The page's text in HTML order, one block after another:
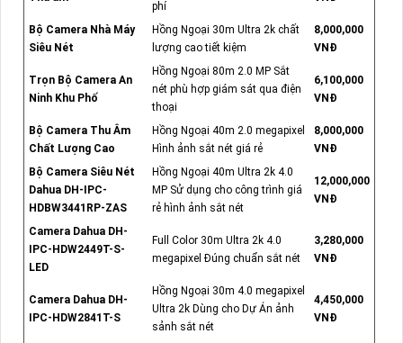
phí
Bộ Camera Nhà Máy
Siêu Nét
Hồng Ngoại 30m Ultra 2k chất
lượng cao tiết kiệm
8,000,000
VNĐ
Trọn Bộ Camera An
Ninh Khu Phố
Hồng Ngoại 80m 2.0 MP Sắt
nét phù hợp giám sát qua điện
thoại
6,100,000
VNĐ
Bộ Camera Thu Âm
Chất Lượng Cao
Hồng Ngoại 40m 2.0 megapixel
Hình ảnh sắt nét giá rẻ
8,000,000
VNĐ
Bộ Camera Siêu Nét
Dahua DH-IPC-
HDBW3441RP-ZAS
Hồng Ngoại 40m Ultra 2k 4.0
MP Sử dụng cho công trình giá
rẻ hình ảnh sắt nét
12,000,000
VNĐ
Camera Dahua DH-
IPC-HDW2449T-S-
LED
Full Color 30m Ultra 2k 4.0
megapixel Đúng chuẩn sắt nét
3,280,000
VNĐ
Camera Dahua DH-
IPC-HDW2841T-S
Hồng Ngoại 30m 4.0 megapixel
Ultra 2k Dùng cho Dự Án ảnh
sảnh sắt nét
4,450,000
VNĐ